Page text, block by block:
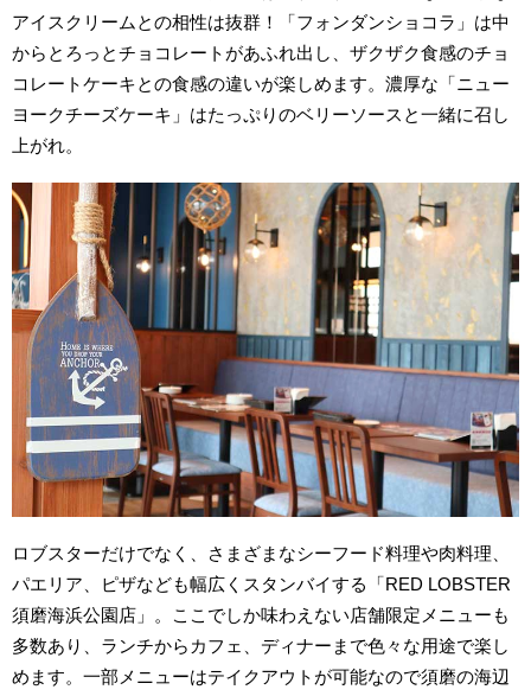
アイスクリームとの相性は抜群！「フォンダンショコラ」は中
からとろっとチョコレートがあふれ出し、ザクザク食感のチョ
コレートケーキとの食感の違いが楽しめます。濃厚な「ニュー
ヨークチーズケーキ」はたっぷりのベリーソースと一緒に召し
上がれ。
ロブスターだけでなく、さまざまなシーフード料理や肉料理、
パエリア、ピザなども幅広くスタンバイする「RED LOBSTER
須磨海浜公園店」。ここでしか味わえない店舗限定メニューも
多数あり、ランチからカフェ、ディナーまで色々な用途で楽し
めます。一部メニューはテイクアウトが可能なので須磨の海辺